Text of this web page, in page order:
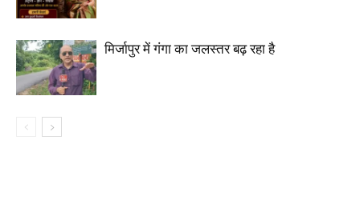
मिर्जापुर में गंगा का जलस्तर बढ़ रहा है